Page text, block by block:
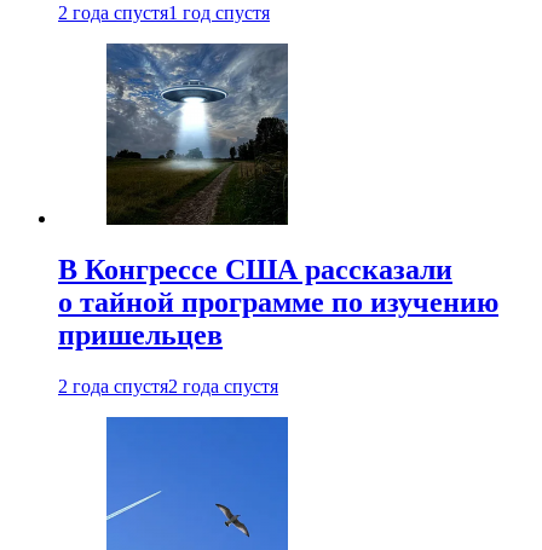
2 года спустя1 год спустя
В Конгрессе США рассказали
о тайной программе по изучению
пришельцев
2 года спустя2 года спустя